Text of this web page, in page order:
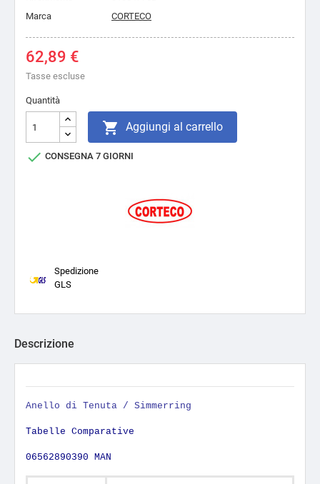
Marca
CORTECO
62,89 €
Tasse escluse
Quantità
 Aggiungi al carrello
 CONSEGNA 7 GIORNI
Spedizione
GLS
Descrizione
Anello di Tenuta / Simmerring
Tabelle Comparative
06562890390 MAN